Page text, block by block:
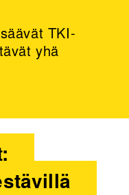
TKI-
yhä